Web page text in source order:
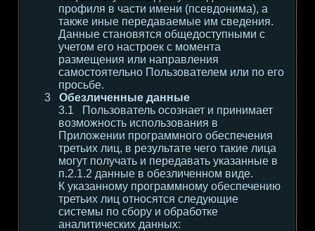
профиля в части имени (псевдонима), а
также иные передаваемые им сведения.
Данные становятся общедоступными с
учетом его настроек с момента
размещения или направления
самостоятельно Пользователем или по его
просьбе.
Обезличенные данные
Пользователь осознает и принимает
возможность использования в
Приложении программного обеспечения
третьих лиц, в результате чего такие лица
могут получать и передавать указанные в
п.2.1.2 данные в обезличенном виде.
К указанному программному обеспечению
третьих лиц относятся следующие
системы по сбору и обработке
аналитических данных: